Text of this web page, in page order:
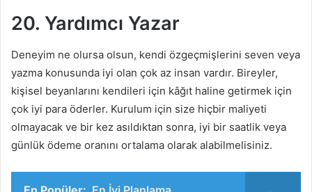
20. Yardımcı Yazar
Deneyim ne olursa olsun, kendi özgeçmişlerini seven veya
yazma konusunda iyi olan çok az insan vardır. Bireyler,
kişisel beyanlarını kendileri için kâğıt haline getirmek için
çok iyi para öderler. Kurulum için size hiçbir maliyeti
olmayacak ve bir kez asıldıktan sonra, iyi bir saatlik veya
günlük ödeme oranını ortalama olarak alabilmelisiniz.